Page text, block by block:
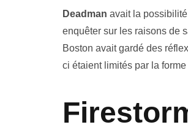
Deadman avait la
enquêter sur les raisons de
Boston avait gardé des
ci étaient limités par la